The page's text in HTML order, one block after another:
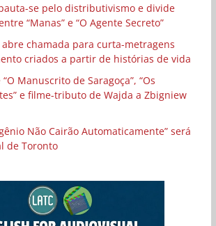
se pelo distributivismo e divide
“Manas” e “O Agente Secreto”
abre chamada para curta-metragens
criados a partir de histórias de vida
Manuscrito de Saragoça”, “Os
e filme-tributo de Wajda a Zbigniew
Não Cairão Automaticamente” será
de Toronto